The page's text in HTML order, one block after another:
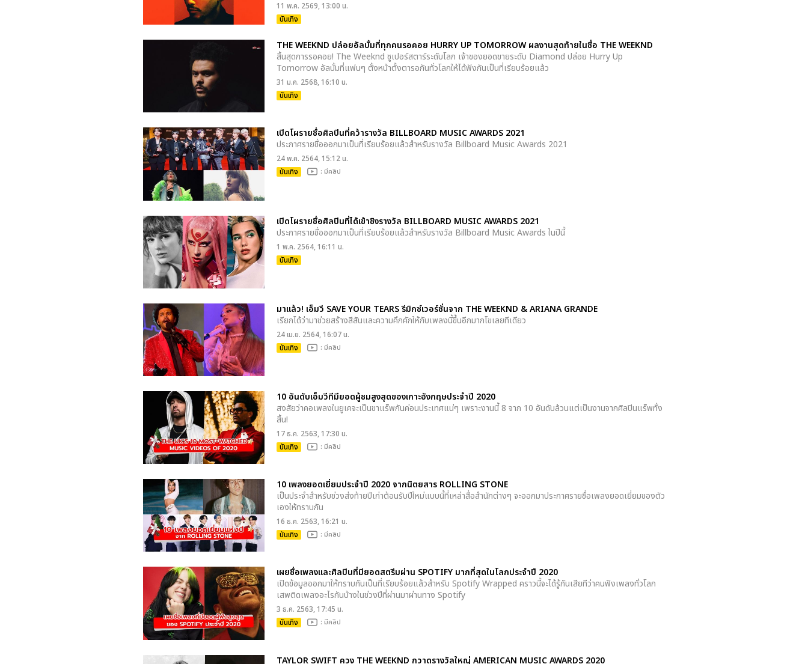
11 พ.ค. 2569, 13:00 น.
บันเทิง
THE WEEKND ปล่อยอัลบั้มที่ทุกคนรอคอย HURRY UP TOMORROW ผลงานสุดท้ายในชื่อ THE WEEKND
สิ้นสุดการรอคอย! The Weeknd ซูเปอร์สตาร์ระดับโลก เจ้าของยอดขายระดับ Diamond ปล่อย Hurry Up
Tomorrow อัลบั้มที่แฟนๆ ตั้งหน้าตั้งตารอกันทั่วโลกให้ได้ฟังกันเป็นที่เรียบร้อยแล้ว
31 ม.ค. 2568, 16:10 น.
บันเทิง
เปิดโผรายชื่อศิลปินที่คว้ารางวัล BILLBOARD MUSIC AWARDS 2021
ประกาศรายชื่อออกมาเป็นที่เรียบร้อยแล้วสำหรับรางวัล Billboard Music Awards 2021
24 พ.ค. 2564, 15:12 น.
บันเทิง
: มีคลิป
เปิดโผรายชื่อศิลปินที่ได้เข้าชิงรางวัล BILLBOARD MUSIC AWARDS 2021
ประกาศรายชื่อออกมาเป็นที่เรียบร้อยแล้วสำหรับรางวัล Billboard Music Awards ในปีนี้
1 พ.ค. 2564, 16:11 น.
บันเทิง
มาแล้ว! เอ็มวี SAVE YOUR TEARS รีมิกซ์เวอร์ชั่นจาก THE WEEKND & ARIANA GRANDE
เรียกได้ว่ามาช่วยสร้างสีสันและความคึกคักให้กับเพลงนี้ขึ้นอีกมากโขเลยทีเดียว
24 เม.ย. 2564, 16:07 น.
บันเทิง
: มีคลิป
10 อันดับเอ็มวีทีมียอดผู้ชมสูงสุดของเกาะอังกฤษประจำปี 2020
สงสัยว่าคอเพลงในยูเคจะเป็นขาแร็พกันค่อนประเทศแน่ๆ เพราะงานนี้ 8 จาก 10 อันดับล้วนแต่เป็นงานจากศิลปินแร็พทั้ง
สิ้น!
17 ธ.ค. 2563, 17:30 น.
บันเทิง
: มีคลิป
10 เพลงยอดเยี่ยมประจำปี 2020 จากนิตยสาร ROLLING STONE
เป็นประจำสำหรับช่วงส่งท้ายปีเก่าต้อนรับปีใหม่แบบนี้ที่เหล่าสื่อสำนักต่างๆ จะออกมาประกาศรายชื่อเพลงยอดเยี่ยมของตัว
เองให้ทราบกัน
16 ธ.ค. 2563, 16:21 น.
บันเทิง
: มีคลิป
เผยชื่อเพลงและศิลปินที่มียอดสตรีมผ่าน SPOTIFY มากที่สุดในโลกประจำปี 2020
เปิดข้อมูลออกมาให้ทราบกันเป็นที่เรียบร้อยแล้วสำหรับ Spotify Wrapped คราวนี้จะได้รู้กันเสียทีว่าคนฟังเพลงทั่วโลก
เสพติดเพลงอะไรกันบ้างในช่วงปีที่ผ่านมาผ่านทาง Spotify
3 ธ.ค. 2563, 17:45 น.
บันเทิง
: มีคลิป
TAYLOR SWIFT ควง THE WEEKND กวาดรางวัลใหญ่ AMERICAN MUSIC AWARDS 2020